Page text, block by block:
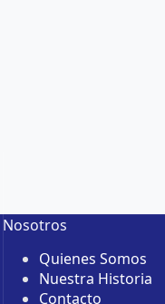
Nosotros
Quienes Somos
Nuestra Historia
Contacto